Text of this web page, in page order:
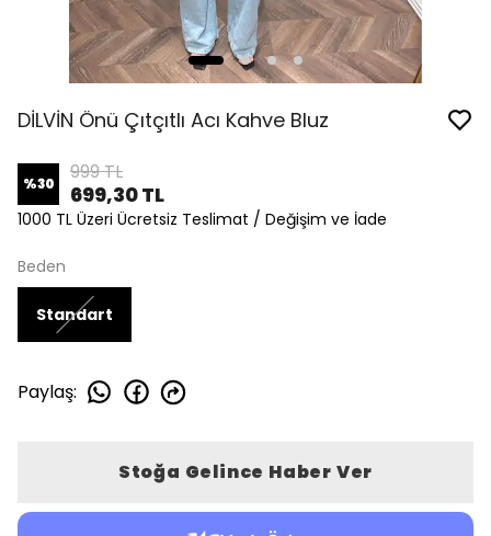
DİLVİN Önü Çıtçıtlı Acı Kahve Bluz
%30 999 TL
699,30 TL
1000 TL Üzeri Ücretsiz Teslimat / Değişim ve İade
Beden
Standart
Paylaş:
Stoğa Gelince Haber Ver